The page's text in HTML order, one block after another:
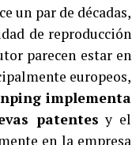
un par de décadas,
de reproducción
parecen estar en
europeos,
implementa
patentes y el
en la empresa